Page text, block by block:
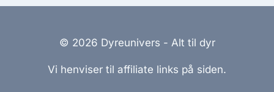
© 2026 Dyreunivers - Alt til dyr
Vi henviser til affiliate links på siden.